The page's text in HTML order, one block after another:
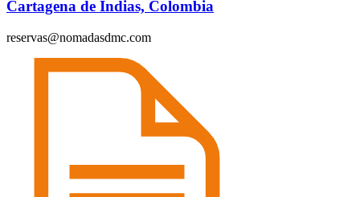
Cartagena de Indias, Colombia
reservas@nomadasdmc.com